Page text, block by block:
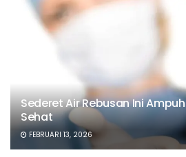
Sederet Air Rebusan Ini
Sehat
FEBRUARI 13, 2026